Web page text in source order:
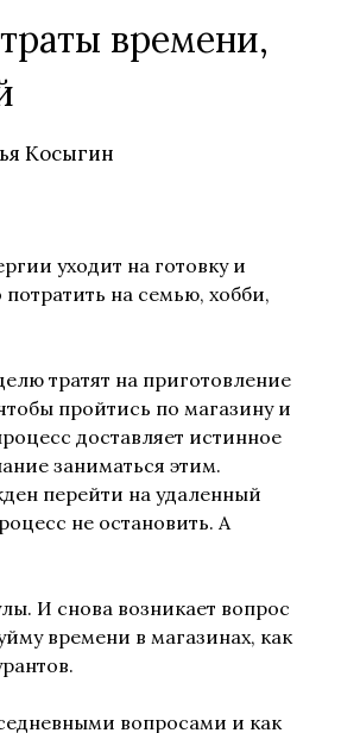
времени,
Косыгин
уходит на готовку и
на семью, хобби,
тратят на приготовление
пройтись по магазину и
доставляет истинное
заниматься этим.
перейти на удаленный
не остановить. А
И снова возникает вопрос
времени в магазинах, как
вопросами и как